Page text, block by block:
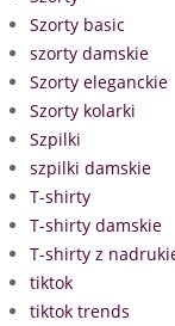
Szorty basic
szorty damskie
Szorty eleganckie
Szorty kolarki
Szpilki
szpilki damskie
T-shirty
T-shirty damskie
T-shirty z
tiktok
tiktok trends